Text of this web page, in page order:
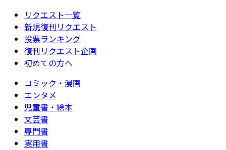
リクエスト一覧
新規復刊リクエスト
投票ランキング
復刊リクエスト企画
初めての方へ
コミック・漫画
エンタメ
児童書・絵本
文芸書
専門書
実用書